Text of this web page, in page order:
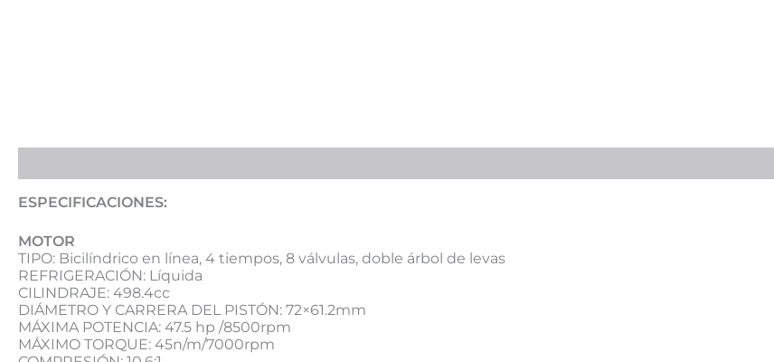
ESPECIFICACIONES:
MOTOR
TIPO: Bicilíndrico en línea, 4 tiempos, 8 válvulas, doble árbol de levas
REFRIGERACIÓN: Líquida
CILINDRAJE: 498.4cc
DIÁMETRO Y CARRERA DEL PISTÓN: 72×61.2mm
MÁXIMA POTENCIA: 47.5 hp /8500rpm
MÁXIMO TORQUE: 45n/m/7000rpm